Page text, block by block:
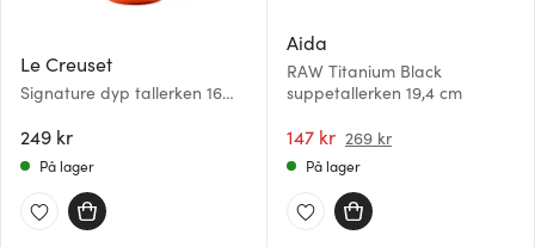
Le Creuset
Signature dyp tallerken 16
249 kr
På lager
Aida
RAW Titanium Black
suppetallerken 19,4 cm
147 kr 269 kr
På lager